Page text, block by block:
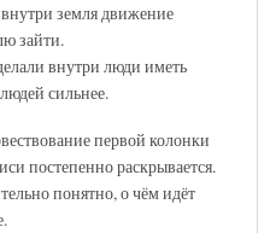
земля движение
зайти.
внутри люди иметь
сильнее.
первой колонки
постепенно раскрывается.
понятно, о чём идёт